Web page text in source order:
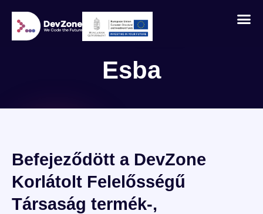
Esba
Befejeződött a DevZone
Korlátolt Felelősségű
Társaság termék-,